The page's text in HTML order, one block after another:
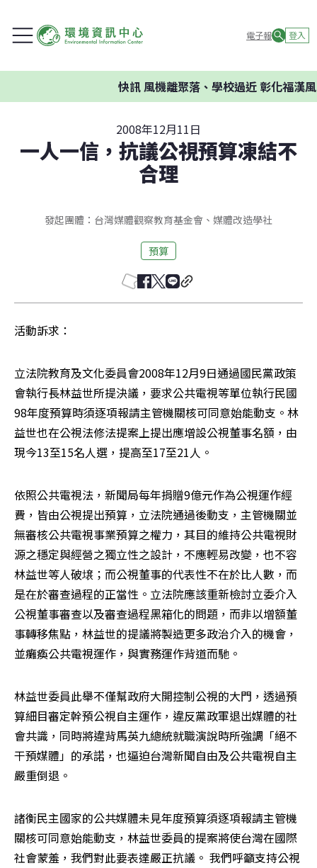
電子報 登入
快訊風機離聚落、學校過近 彰化福漢風
2008年12月11日
一人一信，抗議公視預算凍結不
合理
發起團體：台灣媒體觀察教育基金會、媒體改造學社
預算
活動訴求：
立法院教育及文化委員會2008年12月9日通過國民黨政策
會執行長林益世所提決議，要求公共電視等單位執行民國
98年度預算時須逐項報請主管機關核可同意始能動支。林
益世也在公視法修法提案上提出應增設公視董事名額，由
現今13至15名人選，提高至17至21人。
依照公共電視法，新聞局每年捐贈9億元作為公視運作經
費，皆由公視提出預算，立法院通過後動支，主管機關並
無審核公共電視事業預算之權力，其目的維持公共電視財
源之穩定與經營之獨立性之設計，不應輕易改變，也不容
林益世等人破壌；而公視董事的代表性不在於比人數，而
是在於審查過程的正當性。立法院應該重新檢討立委介入
公視董事審查以及審查過程黑箱化的問題，而非以增額董
事轉移焦點，林益世的提議將製造更多政治介入的機會，
並癱瘓公共電視運作，與實務運作背道而馳。
林益世委員此舉不僅幫政府大開控制公視的大門，透過預
算細目審定幹預公視自主運作，違反黨政軍退出媒體的社
會共識，同時將違背馬英九總統就職演說時所強調「絕不
干預媒體」的承諾，也逼迫台灣新聞自由及公共電視自主
嚴重倒退。
諸衡民主國家的公共媒體未見年度預算須逐項報請主管機
關核可同意始能動支，林益世委員的提案將使台灣在國際
社會蒙羞，我們對此要表達嚴正抗議。 我們呼籲支持公視